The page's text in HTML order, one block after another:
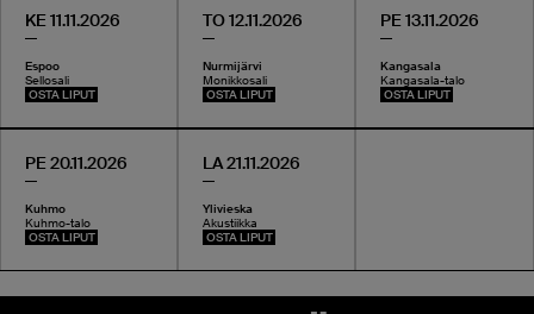
KE 11.11.2026
Espoo
Sellosali
OSTA LIPUT
TO 12.11.2026
Nurmijärvi
Monikkosali
OSTA LIPUT
PE 13.11.2026
Kangasala
Kangasala-talo
OSTA LIPUT
PE 20.11.2026
Kuhmo
Kuhmo-talo
OSTA LIPUT
LA 21.11.2026
Ylivieska
Akustiikka
OSTA LIPUT